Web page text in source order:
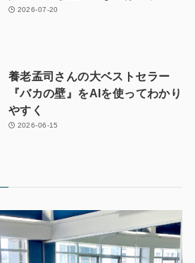
2026-07-20
養老孟司さんの大ベストセラー
『バカの壁』をAIを使ってわかり
やすく
2026-06-15